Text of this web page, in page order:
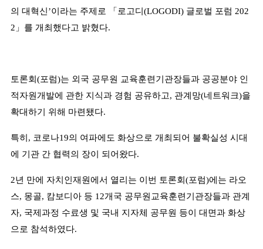
의 대혁신 ’이라는 주제로 「 로고디 (LOGODI) 글로벌 포럼 202
2 」 를 개최했다고 밝혔다.
토론회 (포럼)는 외국 공무원 교육훈련기관장들과 공공분야 인
적자원개발에 관한 지식과 경험 공유하고, 관계망(네트워크)을
확대하기 위해 마련됐다.
특히 , 코로나19의 여파에도 화상으로 개최되어 불확실성 시대
에 기관 간 협력의 장이 되어왔다.
2년 만에 자치인재원에서 열리는 이번 토론회 (포럼)에는 라오
스, 몽골, 캄보디아 등 12개국 공무원교육훈련기관장들과 관계
자, 국제과정 수료생 및 국내 지자체 공무원 등이 대면과 화상
으로 참석하였다.